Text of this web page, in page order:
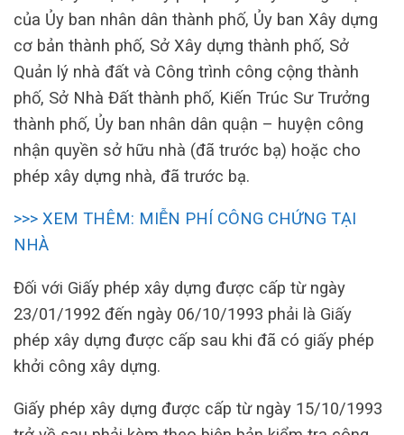
của Ủy ban nhân dân thành phố, Ủy ban Xây dựng
cơ bản thành phố, Sở Xây dựng thành phố, Sở
Quản lý nhà đất và Công trình công cộng thành
phố, Sở Nhà Đất thành phố, Kiến Trúc Sư Trưởng
thành phố, Ủy ban nhân dân quận – huyện công
nhận quyền sở hữu nhà (đã trước bạ) hoặc cho
phép xây dựng nhà, đã trước bạ.
>>> XEM THÊM: MIỄN PHÍ CÔNG CHỨNG TẠI
NHÀ
Đối với Giấy phép xây dựng được cấp từ ngày
23/01/1992 đến ngày 06/10/1993 phải là Giấy
phép xây dựng được cấp sau khi đã có giấy phép
khởi công xây dựng.
Giấy phép xây dựng được cấp từ ngày 15/10/1993